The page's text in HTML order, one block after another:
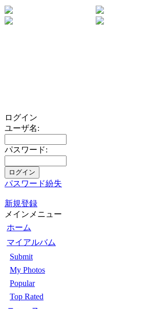
ログイン
ユーザ名:
パスワード:
パスワード紛失
新規登録
メインメニュー
ホーム
マイアルバム
Submit
My Photos
Popular
Top Rated